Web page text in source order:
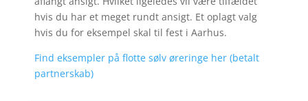
hvis du har et meget rundt ansigt. Et oplagt valg
hvis du for eksempel skal til fest i Aarhus.
Find eksempler på flotte sølv øreringe her (betalt
partnerskab)